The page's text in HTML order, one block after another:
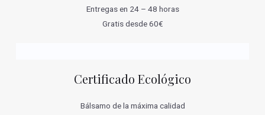
Entregas en 24 – 48 horas
Gratis desde 60€
Certificado Ecológico
Bálsamo de la máxima calidad